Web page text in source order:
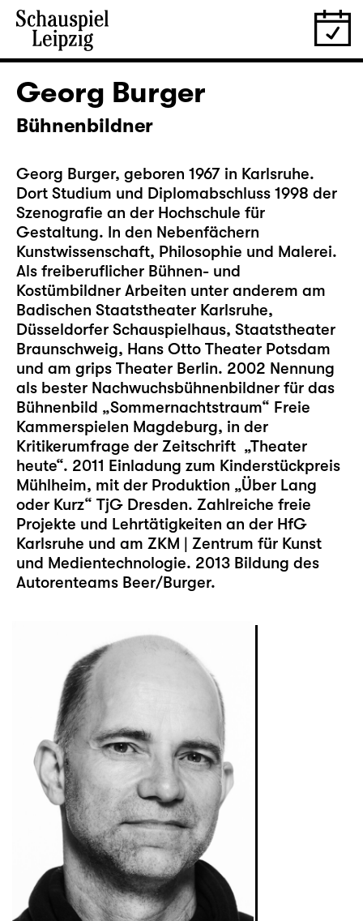
Georg Burger
Bühnenbildner
Georg Burger, geboren 1967 in Karlsruhe.
Dort Studium und Diplomabschluss 1998 der
Szenografie an der Hochschule für
Gestaltung. In den Nebenfächern
Kunstwissenschaft, Philosophie und Malerei.
Als freiberuflicher Bühnen- und
Kostümbildner Arbeiten unter anderem am
Badischen Staatstheater Karlsruhe,
Düsseldorfer Schauspielhaus, Staatstheater
Braunschweig, Hans Otto Theater Potsdam
und am grips Theater Berlin. 2002 Nennung
als bester Nachwuchsbühnenbildner für das
Bühnenbild „Sommernachtstraum“ Freie
Kammerspielen Magdeburg, in der
Kritikerumfrage der Zeitschrift „Theater
heute“. 2011 Einladung zum Kinderstückpreis
Mühlheim, mit der Produktion „Über Lang
oder Kurz“ TjG Dresden. Zahlreiche freie
Projekte und Lehrtätigkeiten an der HfG
Karlsruhe und am ZKM | Zentrum für Kunst
und Medientechnologie. 2013 Bildung des
Autorenteams Beer/Burger.